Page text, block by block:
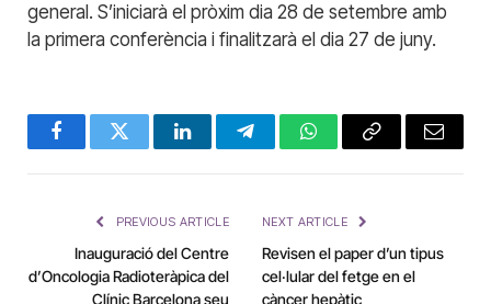
general. S’iniciarà el pròxim dia 28 de setembre amb
la primera conferència i finalitzarà el dia 27 de juny.
FacebookTwitter LinkedInTelegramWhatsAppCopy
Email
PREVIOUS ARTICLE
Inauguració del Centre
d’Oncologia Radioteràpica del
Clínic Barcelona seu
NEXT ARTICLE
Revisen el paper d’un tipus
cel·lular del fetge en el
càncer hepàtic